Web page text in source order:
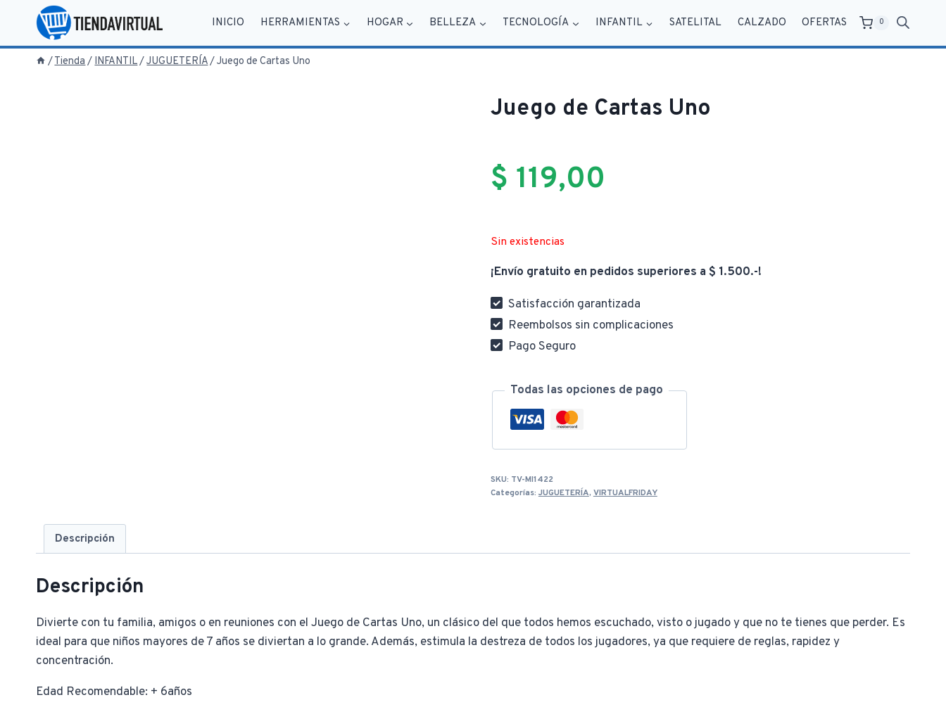
contenido
INICIO HERRAMIENTAS HOGAR BELLEZA TECNOLOGÍA INFANTIL SATELITAL CALZADO OFERTAS 0
/Tienda/INFANTIL/JUGUETERÍA/Juego de Cartas Uno
Juego de Cartas Uno
$ 119,00
Sin existencias
¡Envío gratuito en pedidos superiores a $ 1.500.-!
Satisfacción garantizada
Reembolsos sin complicaciones
Pago Seguro
Todas las opciones de pago
SKU: TV-MI1422
Categorías: JUGUETERÍA, VIRTUALFRIDAY
Descripción
Descripción
Divierte con tu familia, amigos o en reuniones con el Juego de Cartas Uno, un clásico del que todos hemos escuchado, visto o jugado y que no te tienes que perder. Es
ideal para que niños mayores de 7 años se diviertan a lo grande. Además, estimula la destreza de todos los jugadores, ya que requiere de reglas, rapidez y
concentración.
Edad Recomendable: + 6años